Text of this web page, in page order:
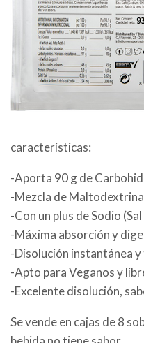
características:
-Aporta 90 g de
-Mezcla de
-Con un plus de Sodio
-Máxima absorción y
-Disolución instantánea
-Apto para Veganos y
-Excelente disolución,
Se vende en cajas de 8